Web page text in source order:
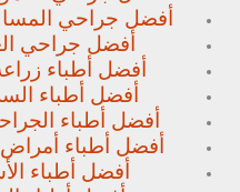
أفضل جراحي
أفضل جراحي
أفضل أطباء
أفضل أطباء
أفضل أطباء
أفضل أطباء أمراض
أفضل أطباء